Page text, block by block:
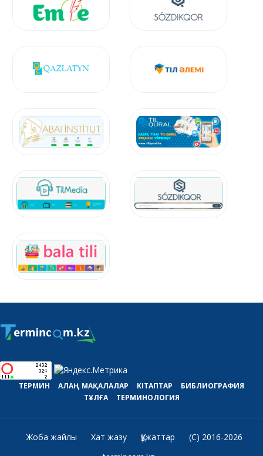
ТЕРМИН АЛАҢ МАҚАЛАЛАР КІТАПТАР
БИБЛИОГРАФИЯ
ТҰЛҒА
ТЕРМИНОЛОГИЯ
Жоба жайлы Хат жазу Құжаттар
(C) 2016-2026